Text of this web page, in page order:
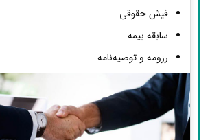
فیش حقوقی
سابقه بیمه
رزومه و توصیه‌نامه